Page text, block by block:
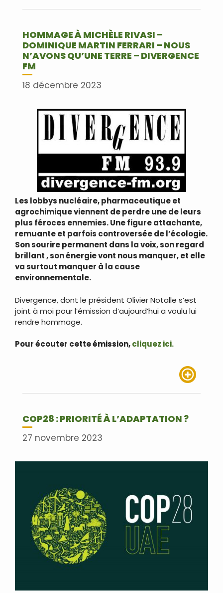
HOMMAGE À MICHÈLE RIVASI –
DOMINIQUE MARTIN FERRARI – NOUS
N’AVONS QU’UNE TERRE – DIVERGENCE
FM
18 décembre 2023
Les lobbys nucléaire, pharmaceutique et
agrochimique viennent de perdre une de leurs
plus féroces ennemies. Une figure attachante,
remuante et parfois controversée de l’écologie.
Son sourire permanent dans la voix, son regard
brillant , son énergie vont nous manquer, et elle
va surtout manquer à la cause
environnementale.
Divergence, dont le président Olivier Notalle s’est
joint à moi pour l’émission d’aujourd’hui a voulu lui
rendre hommage.
Pour écouter cette émission,cliquez ici.
COP28 : PRIORITÉ À L’ADAPTATION ?
27 novembre 2023